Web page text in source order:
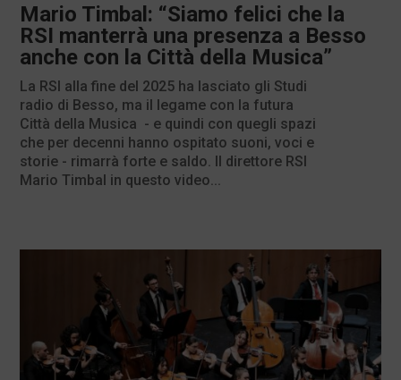
Mario Timbal: “Siamo felici che la
RSI manterrà una presenza a Besso
anche con la Città della Musica”
La RSI alla fine del 2025 ha lasciato gli Studi
radio di Besso, ma il legame con la futura
Città della Musica - e quindi con quegli spazi
che per decenni hanno ospitato suoni, voci e
storie - rimarrà forte e saldo. Il direttore RSI
Mario Timbal in questo video...